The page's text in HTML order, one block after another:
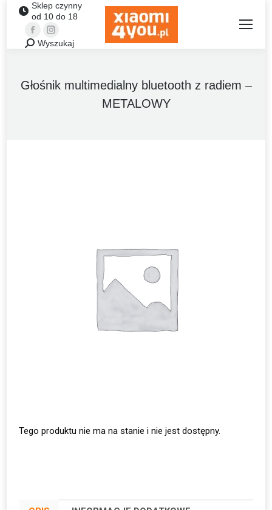
Sklep czynny
od 10 do 18
FacebookInstagram
Szukaj:Wyszukaj
Głośnik multimedialny bluetooth z radiem –
METALOWY
Tego produktu nie ma na stanie i nie jest dostępny.